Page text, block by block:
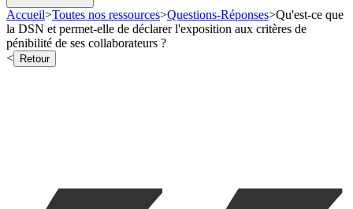
Accueil>Toutes nos ressources>Questions-Réponses>Qu'est-ce que
la DSN et permet-elle de déclarer l'exposition aux critères de
pénibilité de ses collaborateurs ?
<
Retour